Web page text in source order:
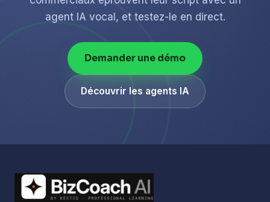
agent IA vocal, et testez-le en direct.
Demander une démo
Découvrir les agents IA